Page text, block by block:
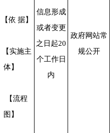
      【依 据】
体】
图】
信息形成
或者变更
之日起20
个工作日
内
政府网站常
规公开